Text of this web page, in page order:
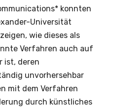
konnten
Universität
wie dieses als
Verfahren auch auf
ist, deren
unvorhersehbar
mit dem Verfahren
durch künstliches